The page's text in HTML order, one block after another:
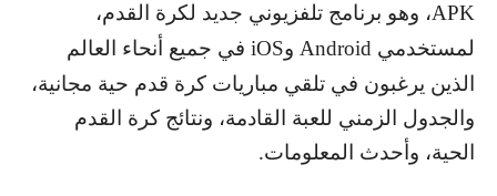
APK، وهو برنامج تلفزيوني جديد لكرة القدم،
لمستخدمي Android وiOS في جميع أنحاء العالم
الذين يرغبون في تلقي مباريات كرة قدم حية مجانية،
والجدول الزمني للعبة القادمة، ونتائج كرة القدم
الحية، وأحدث المعلومات.